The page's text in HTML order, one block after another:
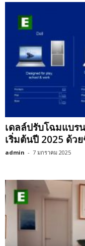
เดลล์ปรับโฉมแบร
เริ่มต้นปี 2025 ด้ว
admin - 7 มกราคม 2025